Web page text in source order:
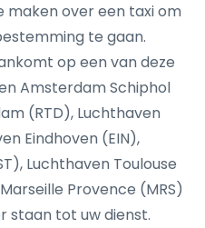
maken over een taxi om
te gaan.
op een van deze
Amsterdam Schiphol
(RTD), Luchthaven
Eindhoven (EIN),
Luchthaven Toulouse
Provence (MRS)
staan tot uw dienst.